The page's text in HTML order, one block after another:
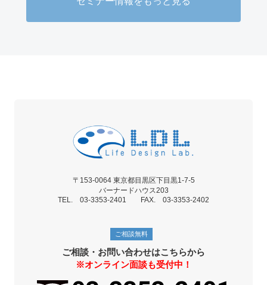
〒153-0064 東京都目黒区下目黒1-7-5
バーナードハウス203
TEL. 03-3353-2401 FAX. 03-3353-2402
ご相談無料
ご相談・お問い合わせはこちらから
※オンライン面談も受付中！